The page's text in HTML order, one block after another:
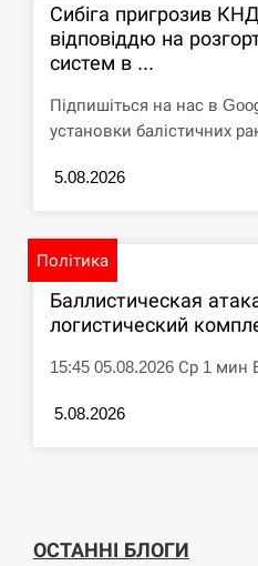
Сибіга пригрозив
відповіддю на
систем в ...
Підпишіться на нас в
установки балістичних
5.08.2026
Політика
Баллистическая
логистический
15:45 05.08.2026 Ср 1 мин
5.08.2026
ОСТАННІ БЛОГИ